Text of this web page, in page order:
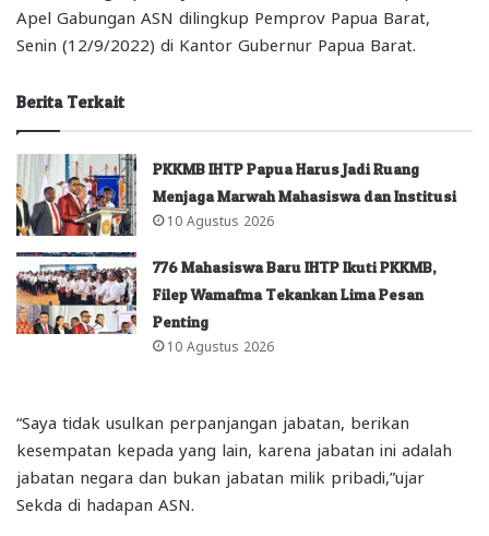
Apel Gabungan ASN dilingkup Pemprov Papua Barat,
Senin (12/9/2022) di Kantor Gubernur Papua Barat.
Berita Terkait
PKKMB IHTP Papua Harus Jadi Ruang
Menjaga Marwah Mahasiswa dan Institusi
10 Agustus 2026
776 Mahasiswa Baru IHTP Ikuti PKKMB,
Filep Wamafma Tekankan Lima Pesan
Penting
10 Agustus 2026
“Saya tidak usulkan perpanjangan jabatan, berikan
kesempatan kepada yang lain, karena jabatan ini adalah
jabatan negara dan bukan jabatan milik pribadi,”ujar
Sekda di hadapan ASN.